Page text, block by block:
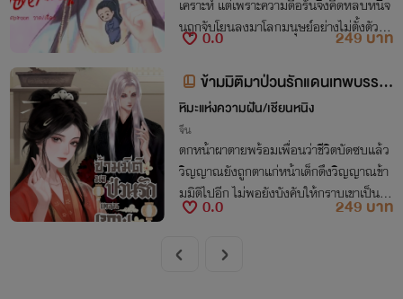
เคราะห์ แต่เพราะความดื้อรั้นจึงคิดหลบหนีจ
นถูกจับโยนลงมาโลกมนุษย์อย่างไม่ตั้งตัว ด่
านเคราะห์ของนางคือการช่วยบุรุษผู้หนึ่งให้ยื
นหยัดได้อีกครั้ง และมีทายาทสืบสกุล!
0.0
249 บาท
ข้ามมิติมาป่วนรักแดนเทพบรรพ
กาล
หิมะแห่งความฝัน/เชียนหนิง
จีน
ตกหน้าผาตายพร้อมเพื่อนว่าชีวิตบัดซบแล้ว
วิญญาณยังถูกตาแก่หน้าเด็กดึงวิญญาณข้า
มมิติไปอีก ไม่พอยังบังคับให้กราบเขาเป็นอา
จารย์อีก ให้ตายเถอะ!
0.0 249 บาท